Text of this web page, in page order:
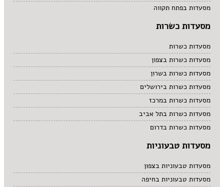
מסעדות בפתח תקווה
מסעדות כשרות
מסעדות כשרות
מסעדות כשרות בצפון
מסעדות כשרות בשרון
מסעדות כשרות בירושלים
מסעדות כשרות במרכז
מסעדות כשרות בתל אביב
מסעדות כשרות בדרום
מסעדות טבעוניות
מסעדות טבעוניות בצפון
מסעדות טבעוניות בחיפה